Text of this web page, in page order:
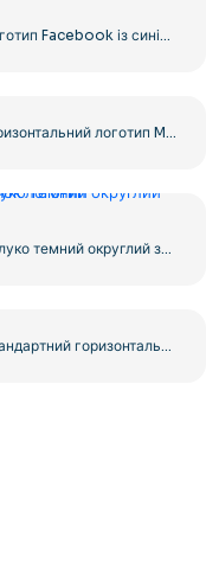
Логотип Facebook із синім кружком
Горизонтальний логотип Microsoft 2025 – безкоштовно завантажити PNG
Яблуко темний округлий значок логотип
Стандартний горизонтальний логотип YouTube 2025 – безкоштовно завантажити PNG